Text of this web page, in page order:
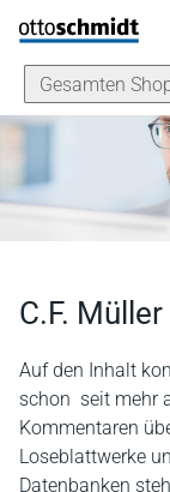
Direkt zum Inhalt
C.F.
Auf den Inhalt
schon seit mehr
Kommentaren
Loseblattwerke
Datenbanken